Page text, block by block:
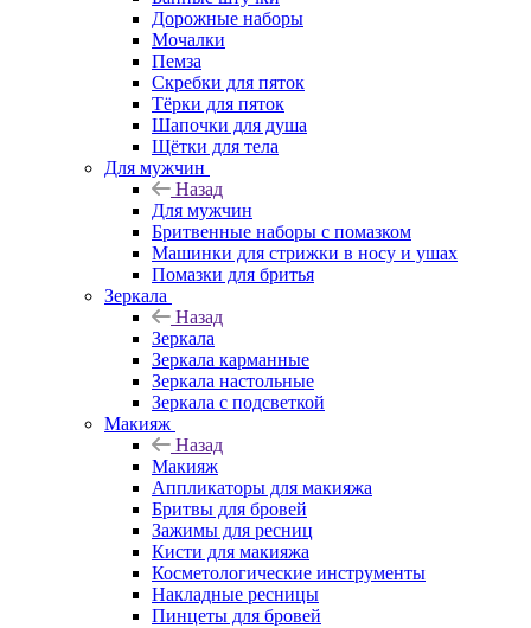
Дорожные наборы
Мочалки
Пемза
Скребки для пяток
Тёрки для пяток
Шапочки для душа
Щётки для тела
Для мужчин
Назад
Для мужчин
Бритвенные наборы с помазком
Машинки для стрижки в носу и ушах
Помазки для бритья
Зеркала
Назад
Зеркала
Зеркала карманные
Зеркала настольные
Зеркала с подсветкой
Макияж
Назад
Макияж
Аппликаторы для макияжа
Бритвы для бровей
Зажимы для ресниц
Кисти для макияжа
Косметологические инструменты
Накладные ресницы
Пинцеты для бровей